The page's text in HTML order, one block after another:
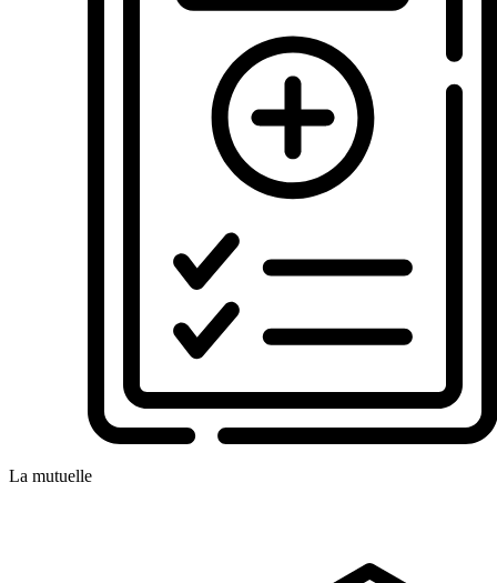
La mutuelle